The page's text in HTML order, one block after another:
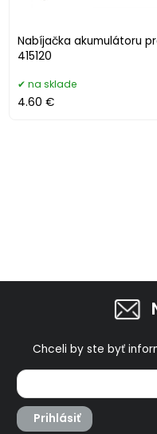
Nabíjačka akumulátoru
415120
na sklade
4.60 €
Chceli by ste byť
Prihlásiť